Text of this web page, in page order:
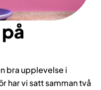
bra upplevelse i
har vi satt samman två